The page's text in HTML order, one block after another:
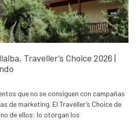
Traveller’s Choice 2026 |
que no se consiguen con campañas
de marketing. El Traveller’s Choice de
de ellos: lo otorgan los